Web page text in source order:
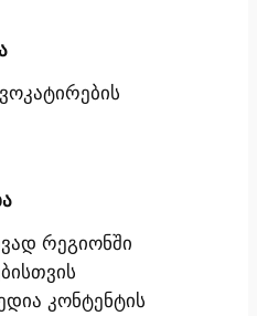
რეგიონში
კონტენტის